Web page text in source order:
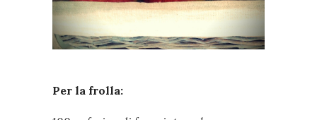
Per la frolla: